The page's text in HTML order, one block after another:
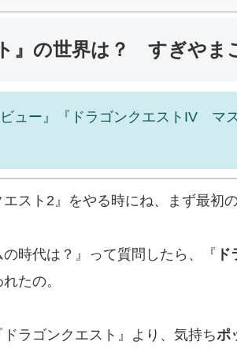
』の世界は？ すぎやま
ビュー』『ドラゴンクエストIV マ
エスト2』をやる時にね、まず最初
の時代は？』って質問したら、『
たの。
ラゴンクエスト』より、気持ちポ